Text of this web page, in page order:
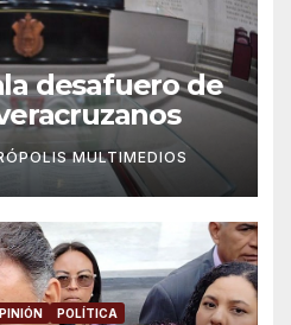
desafuero de
MULTIMEDIOS
POLÍTICA